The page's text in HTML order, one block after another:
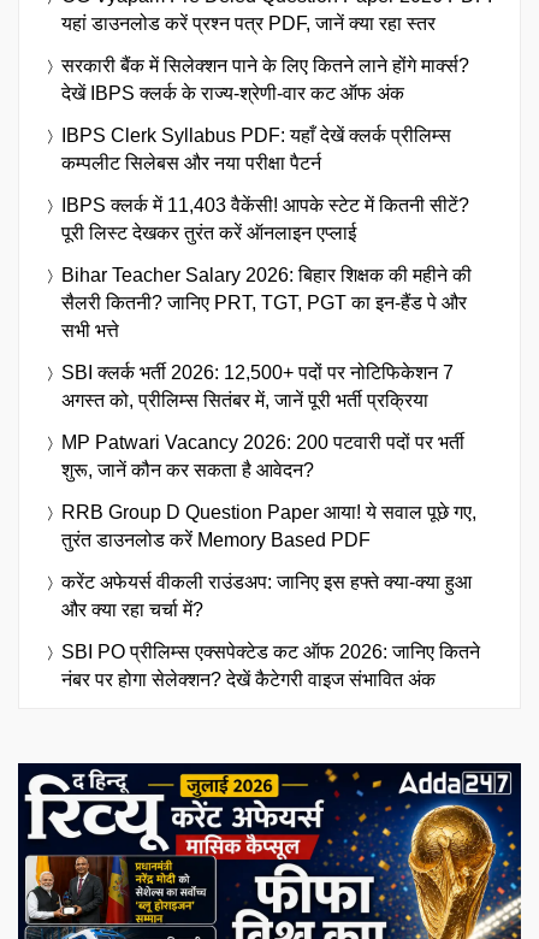
यहां डाउनलोड करें प्रश्न पत्र PDF, जानें क्या रहा स्तर
सरकारी बैंक में सिलेक्शन पाने के लिए कितने लाने होंगे मार्क्स?
देखें IBPS क्लर्क के राज्य-श्रेणी-वार कट ऑफ अंक
IBPS Clerk Syllabus PDF: यहाँ देखें क्लर्क प्रीलिम्स
कम्पलीट सिलेबस और नया परीक्षा पैटर्न
IBPS क्लर्क में 11,403 वैकेंसी! आपके स्टेट में कितनी सीटें?
पूरी लिस्ट देखकर तुरंत करें ऑनलाइन एप्लाई
Bihar Teacher Salary 2026: बिहार शिक्षक की महीने की
सैलरी कितनी? जानिए PRT, TGT, PGT का इन-हैंड पे और
सभी भत्ते
SBI क्लर्क भर्ती 2026: 12,500+ पदों पर नोटिफिकेशन 7
अगस्त को, प्रीलिम्स सितंबर में, जानें पूरी भर्ती प्रक्रिया
MP Patwari Vacancy 2026: 200 पटवारी पदों पर भर्ती
शुरू, जानें कौन कर सकता है आवेदन?
RRB Group D Question Paper आया! ये सवाल पूछे गए,
तुरंत डाउनलोड करें Memory Based PDF
करेंट अफेयर्स वीकली राउंडअप: जानिए इस हफ्ते क्या-क्या हुआ
और क्या रहा चर्चा में?
SBI PO प्रीलिम्स एक्सपेक्टेड कट ऑफ 2026: जानिए कितने
नंबर पर होगा सेलेक्शन? देखें कैटेगरी वाइज संभावित अंक